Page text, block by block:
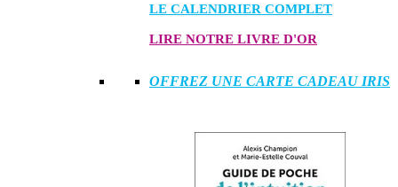
LE CALENDRIER COMPLET
LIRE NOTRE LIVRE D'OR
OFFREZ UNE CARTE CADEAU IRIS